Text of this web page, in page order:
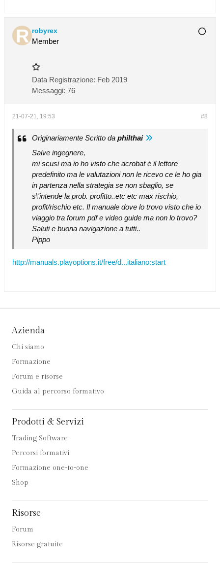
robyrex
Member
Data Registrazione: Feb 2019
Messaggi: 76
#8
21-07-21, 19:53
Originariamente Scritto da philthai
Salve ingegnere,
mi scusi ma io ho visto che acrobat è il lettore
predefinito ma le valutazioni non le ricevo ce le ho gia
in partenza nella strategia se non sbaglio, se
s\'intende la prob. profitto..etc etc max rischio,
profit/rischio etc. Il manuale dove lo trovo visto che io
viaggio tra forum pdf e video guide ma non lo trovo?
Saluti e buona navigazione a tutti..
Pippo
http://manuals.playoptions.it/free/d...italiano:start
Azienda
Chi siamo
Formazione
Forum e risorse
Guida al percorso formativo
Prodotti & Servizi
Trading Software
Percorsi formativi
Formazione one-to-one
Shop
Risorse
Forum
Risorse gratuite